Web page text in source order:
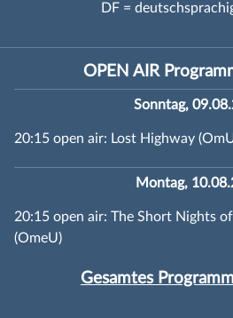
DF =
OPEN AIR
Sonntag,
20:15 open air: Lost Highway
Montag,
20:15 open air: The Short Nights
(OmeU)
Gesamtes